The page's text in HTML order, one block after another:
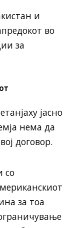
и
во
за
јасно
нема да
договор.
со
за тоа